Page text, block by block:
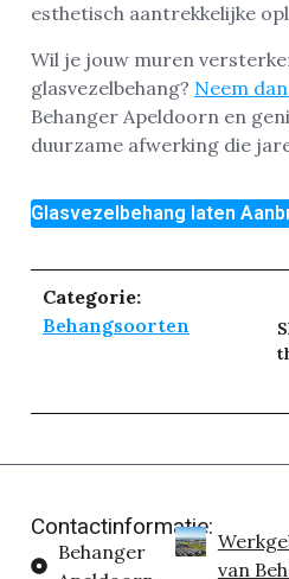
esthetisch aantrekkelijke
Wil je jouw muren
glasvezelbehang? Neem
Behanger Apeldoorn en
duurzame afwerking die
Glasvezelbehang laten
Categorie:
Behangsoorten
Contactinformatie:
Behanger
van